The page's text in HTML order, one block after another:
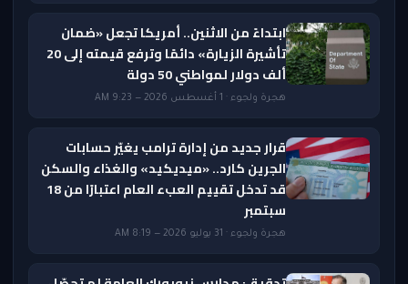
ابتداءً من الاثنين.. أمريكا تجعل «ضمان
تأشيرة الزيارة» دائمًا وترفع قيمته إلى 20
ألف دولار لمواطني 50 دولة
هجرة ولجوء · 1 أغسطس 2026 — 9:23 AM
قرار جديد من إدارة ترامب يغيّر حسابات
الجرين كارد.. «ميديكيد» والغذاء والسكن
قد تدخل تقييم العبء العام اعتبارًا من 18
سبتمبر
هجرة ولجوء · 31 يوليو 2026 — 8:19 AM